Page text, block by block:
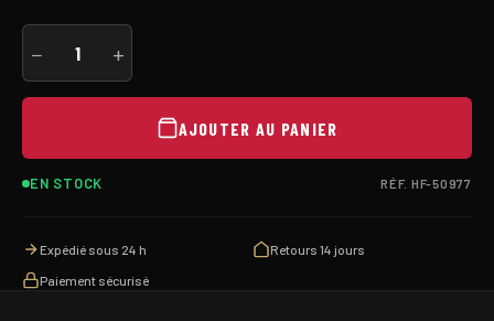
quantité
de
LIKE
− +
AJOUTER AU PANIER
EN STOCK RÉF. HF-50977
Expédié sous 24 h
Retours 14 jours
Paiement sécurisé